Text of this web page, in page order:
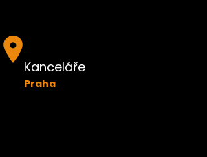
Kanceláře
Praha